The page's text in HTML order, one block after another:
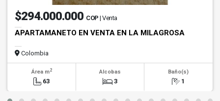
$294.000.000 COP | Venta
APARTAMANETO EN VENTA EN LA MILAGROSA
Colombia
Área m2
63
Alcobas
3
Baño(s)
1